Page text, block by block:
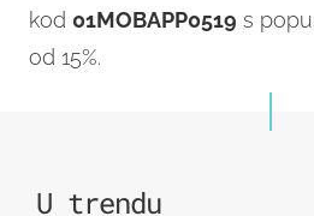
kod 01MOBAPP0519 s
od 15%.
U trendu